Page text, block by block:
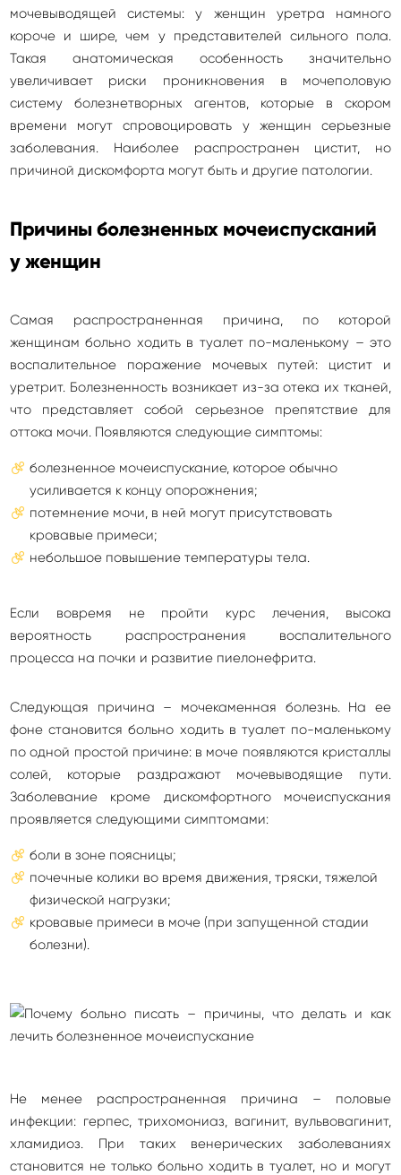
мочевыводящей системы: у женщин уретра намного
короче и шире, чем у представителей сильного пола.
Такая анатомическая особенность значительно
увеличивает риски проникновения в мочеполовую
систему болезнетворных агентов, которые в скором
времени могут спровоцировать у женщин серьезные
заболевания. Наиболее распространен цистит, но
причиной дискомфорта могут быть и другие патологии.
Причины болезненных мочеиспусканий
у женщин
Самая распространенная причина, по которой
женщинам больно ходить в туалет по-маленькому – это
воспалительное поражение мочевых путей: цистит и
уретрит. Болезненность возникает из-за отека их тканей,
что представляет собой серьезное препятствие для
оттока мочи. Появляются следующие симптомы:
болезненное мочеиспускание, которое обычно
усиливается к концу опорожнения;
потемнение мочи, в ней могут присутствовать
кровавые примеси;
небольшое повышение температуры тела.
Если вовремя не пройти курс лечения, высока
вероятность распространения воспалительного
процесса на почки и развитие пиелонефрита.
Следующая причина – мочекаменная болезнь. На ее
фоне становится больно ходить в туалет по-маленькому
по одной простой причине: в моче появляются кристаллы
солей, которые раздражают мочевыводящие пути.
Заболевание кроме дискомфортного мочеиспускания
проявляется следующими симптомами:
боли в зоне поясницы;
почечные колики во время движения, тряски, тяжелой
физической нагрузки;
кровавые примеси в моче (при запущенной стадии
болезни).
Не менее распространенная причина – половые
инфекции: герпес, трихомониаз, вагинит, вульвовагинит,
хламидиоз. При таких венерических заболеваниях
становится не только больно ходить в туалет, но и могут